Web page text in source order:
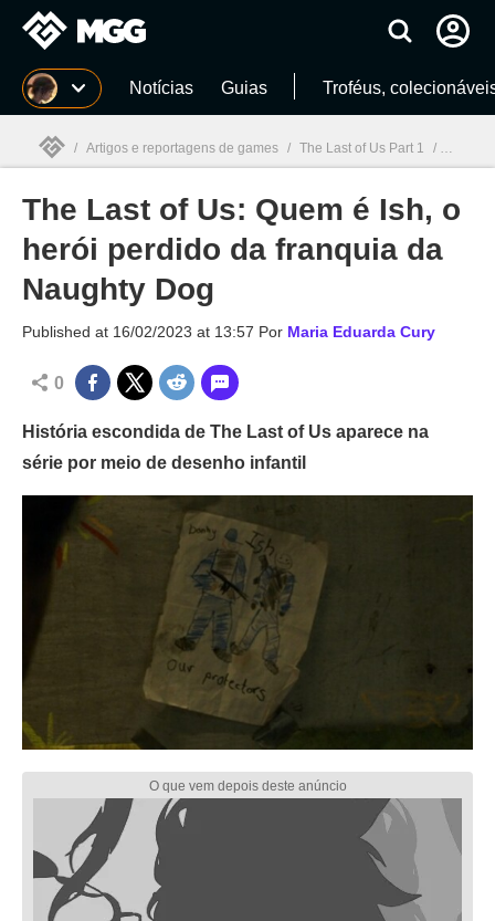
Millenium Notícias Guias Troféus,
Millenium
/ Artigos e reportagens de games / The Last of Us Part 1 / The
The Last of Us: Quem é Ish, o
herói perdido da franquia da
Naughty Dog
Published at 16/02/2023 at 13:57 Por Maria Eduarda Cury
0
História escondida de The Last of Us aparece na
série por meio de desenho infantil